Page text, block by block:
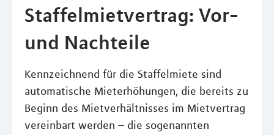
Staffelmietvertrag: Vor-
und Nachteile
Kennzeichnend für die Staffelmiete sind
automatische Mieterhöhungen, die bereits zu
Beginn des Mietverhältnisses im Mietvertrag
vereinbart werden – die sogenannten